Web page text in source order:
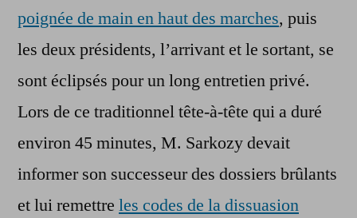
poignée de main en haut des marches, puis
les deux présidents, l’arrivant et le sortant, se
sont éclipsés pour un long entretien privé.
Lors de ce traditionnel tête-à-tête qui a duré
environ 45 minutes, M. Sarkozy devait
informer son successeur des dossiers brûlants
et lui remettre les codes de la dissuasion